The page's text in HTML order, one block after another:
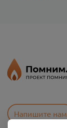
Напишите нам